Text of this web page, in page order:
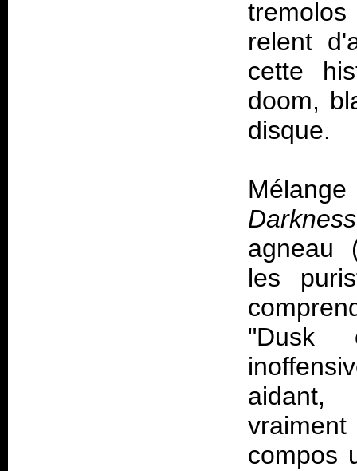
relent
cette
doom,
disque.
Darkness
agneau
les
"Dusk
aidant,
compos